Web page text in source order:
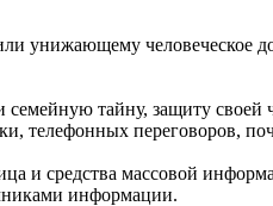
унижающему человеческое
тайну, защиту своей
телефонных переговоров,
и средства массовой
информации.